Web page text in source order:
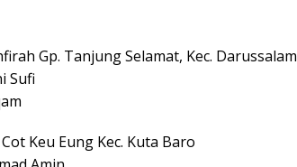
Gp. Tanjung Selamat, Kec. Darussalam
Sufi
Keu Eung Kec. Kuta Baro